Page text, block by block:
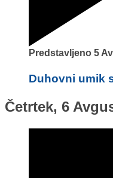
Predstavljeno 5
Duhovni umik
Četrtek, 6